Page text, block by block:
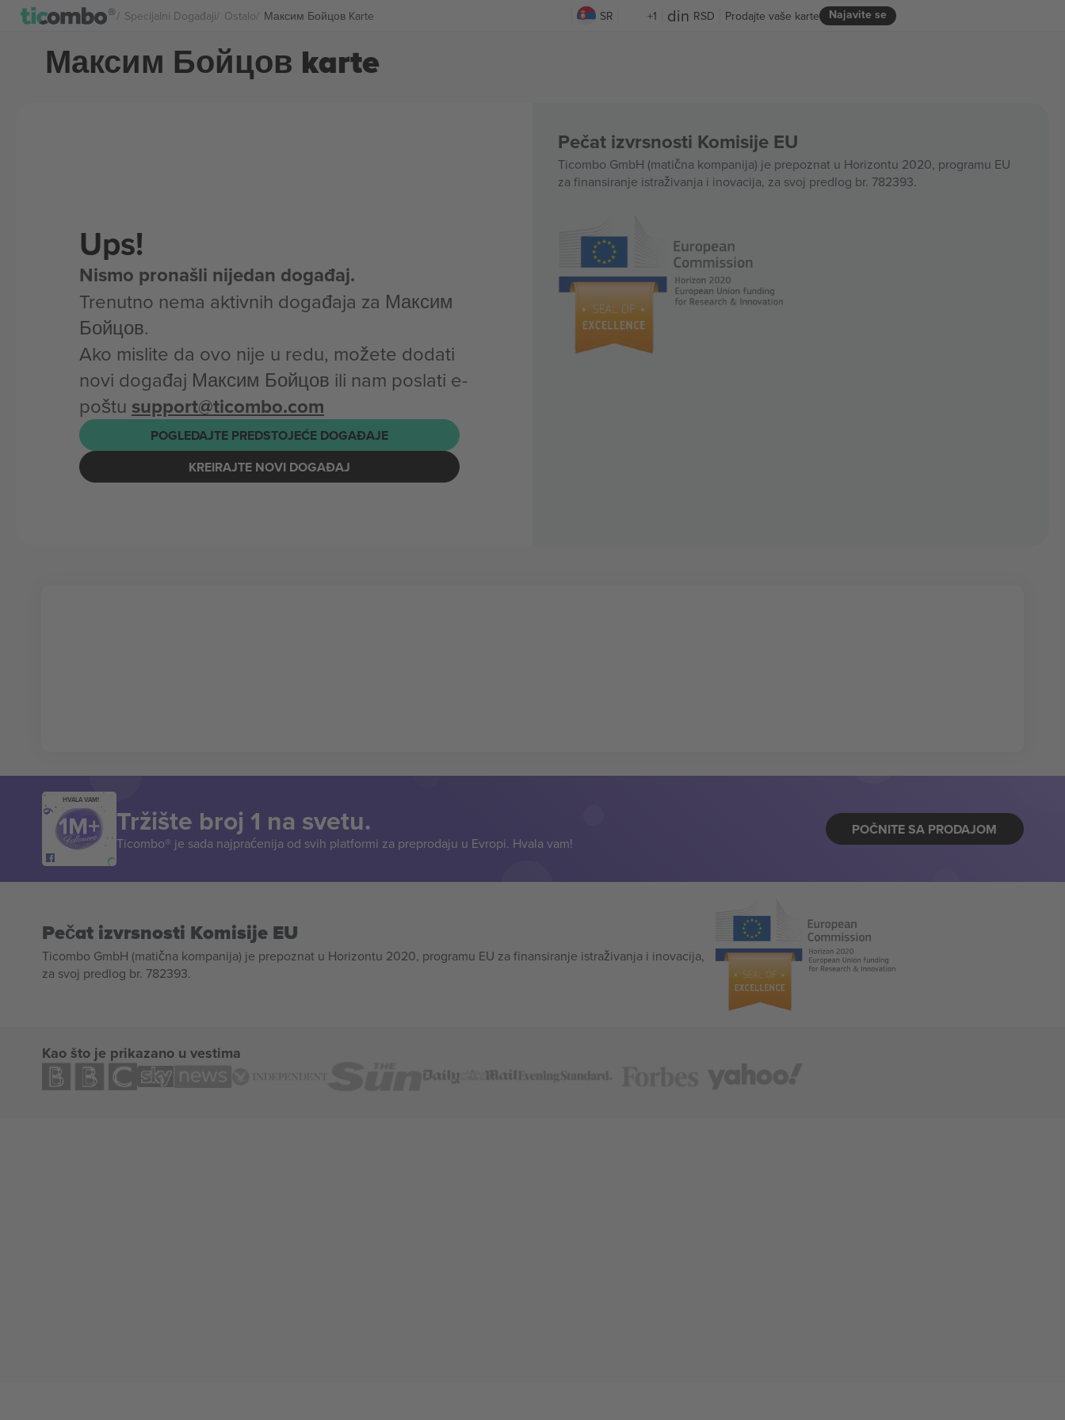
Specijalni Događaji Ostalo Максим Бойцов Karte SR +1 RSD Najavite se
Prodajte vaše karte
Максим Бойцов karte
Ups!
Nismo pronašli nijedan događaj.
Trenutno nema aktivnih događaja za Максим
Бойцов.
Ako mislite da ovo nije u redu, možete dodati
novi događaj Максим Бойцов ili nam poslati e-
poštu support@ticombo.com
POGLEDAJTE PREDSTOJEĆE DOGAĐAJE
KREIRAJTE NOVI DOGAĐAJ
Pečat izvrsnosti Komisije EU
Ticombo GmbH (matična kompanija) je prepoznat u Horizontu 2020, programu EU
za finansiranje istraživanja i inovacija, za svoj predlog br. 782393.
HVALA VAM!
Tržište broj 1 na svetu.
Ticombo® je sada najpraćenija od svih platformi za preprodaju u Evropi. Hvala vam!
POČNITE SA PRODAJOM
Pečat izvrsnosti Komisije EU
Ticombo GmbH (matična kompanija) je prepoznat u Horizontu 2020, programu EU za finansiranje istraživanja i inovacija,
za svoj predlog br. 782393.
Kao što je prikazano u vestima